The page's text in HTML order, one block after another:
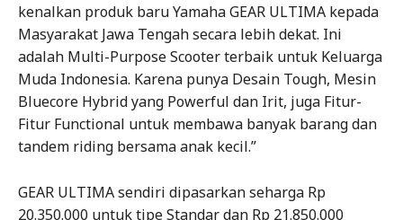
kenalkan produk baru Yamaha GEAR ULTIMA kepada
Masyarakat Jawa Tengah secara lebih dekat. Ini
adalah Multi-Purpose Scooter terbaik untuk Keluarga
Muda Indonesia. Karena punya Desain Tough, Mesin
Bluecore Hybrid yang Powerful dan Irit, juga Fitur-
Fitur Functional untuk membawa banyak barang dan
tandem riding bersama anak kecil.”
GEAR ULTIMA sendiri dipasarkan seharga Rp
20.350.000 untuk tipe Standar dan Rp 21.850.000